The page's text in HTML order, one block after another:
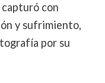
con
y sufrimiento,
por su